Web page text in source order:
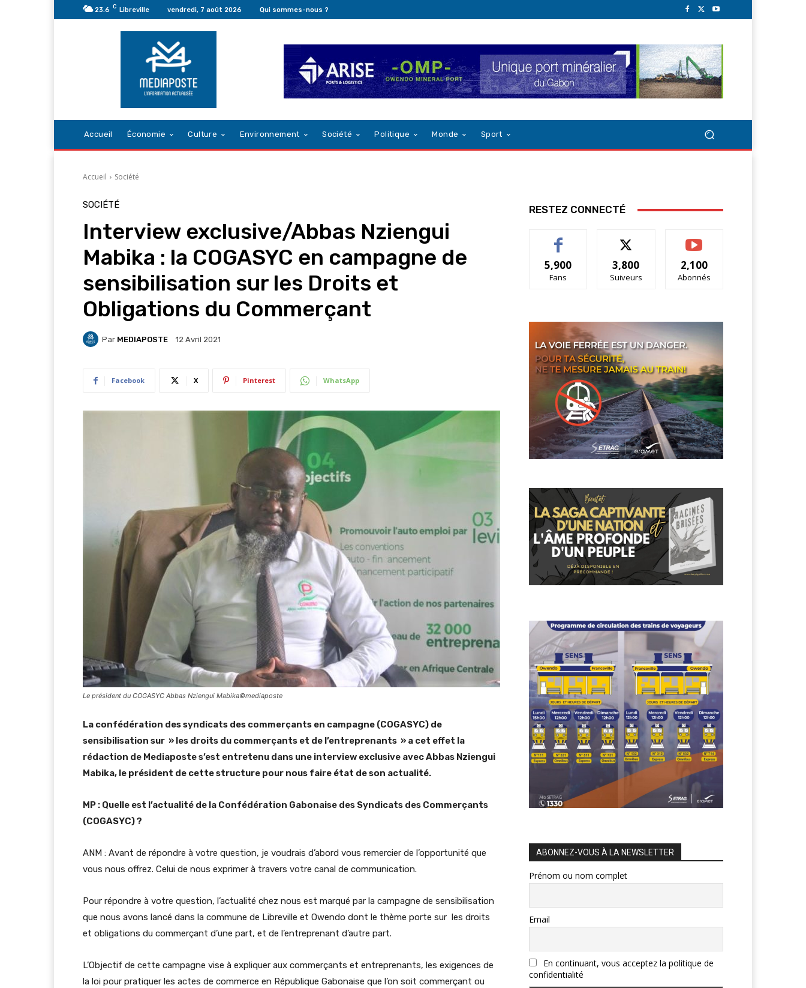
23.6 C Libreville vendredi, 7 août 2026 Qui sommes-nous ?
Accueil Économie Culture Environnement Société Politique Monde Sport
Accueil Société
SOCIÉTÉ
Interview exclusive/Abbas Nziengui
Mabika : la COGASYC en campagne de
sensibilisation sur les Droits et
Obligations du Commerçant
Par MEDIAPOSTE 12 Avril 2021
Facebook X Pinterest WhatsApp
Le président du COGASYC Abbas Nziengui Mabika©mediaposte
La confédération des syndicats des commerçants en campagne (COGASYC) de
sensibilisation sur » les droits du commerçants et de l’entreprenants » a cet effet la
rédaction de Mediaposte s’est entretenu dans une interview exclusive avec Abbas Nziengui
Mabika, le président de cette structure pour nous faire état de son actualité.
MP : Quelle est l’actualité de la Confédération Gabonaise des Syndicats des Commerçants
(COGASYC) ?
ANM : Avant de répondre à votre question, je voudrais d’abord vous remercier de l’opportunité que
vous nous offrez. Celui de nous exprimer à travers votre canal de communication.
Pour répondre à votre question, l’actualité chez nous est marqué par la campagne de sensibilisation
que nous avons lancé dans la commune de Libreville et Owendo dont le thème porte sur les droits
et obligations du commerçant d’une part, et de l’entreprenant d’autre part.
L’Objectif de cette campagne vise à expliquer aux commerçants et entreprenants, les exigences de
la loi pour pratiquer les actes de commerce en République Gabonaise que l’on soit commerçant ou
RESTEZ CONNECTÉ
5,900
Fans
3,800
Suiveurs
2,100
Abonnés
ABONNEZ-VOUS À LA NEWSLETTER
Prénom ou nom complet
Email
En continuant, vous acceptez la politique de
confidentialité